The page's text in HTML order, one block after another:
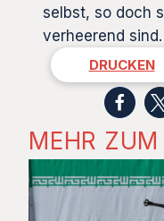
selbst, so doch
verheerend sind.
DRUCKEN
MEHR